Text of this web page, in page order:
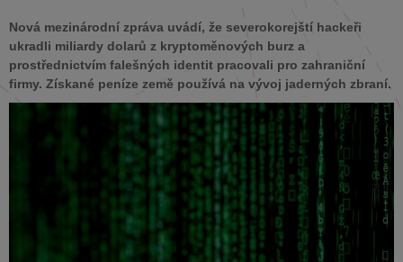
Nová mezinárodní zpráva uvádí, že severokorejští hackeři
ukradli miliardy dolarů z kryptoměnových burz a
prostřednictvím falešných identit pracovali pro zahraniční
firmy. Získané peníze země používá na vývoj jaderných zbraní.